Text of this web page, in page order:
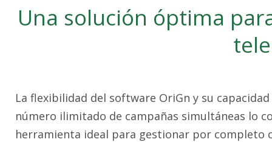
Una solución óptima
La flexibilidad del software OriGn y su
número ilimitado de campañas simultáneas lo
herramienta ideal para gestionar por completo